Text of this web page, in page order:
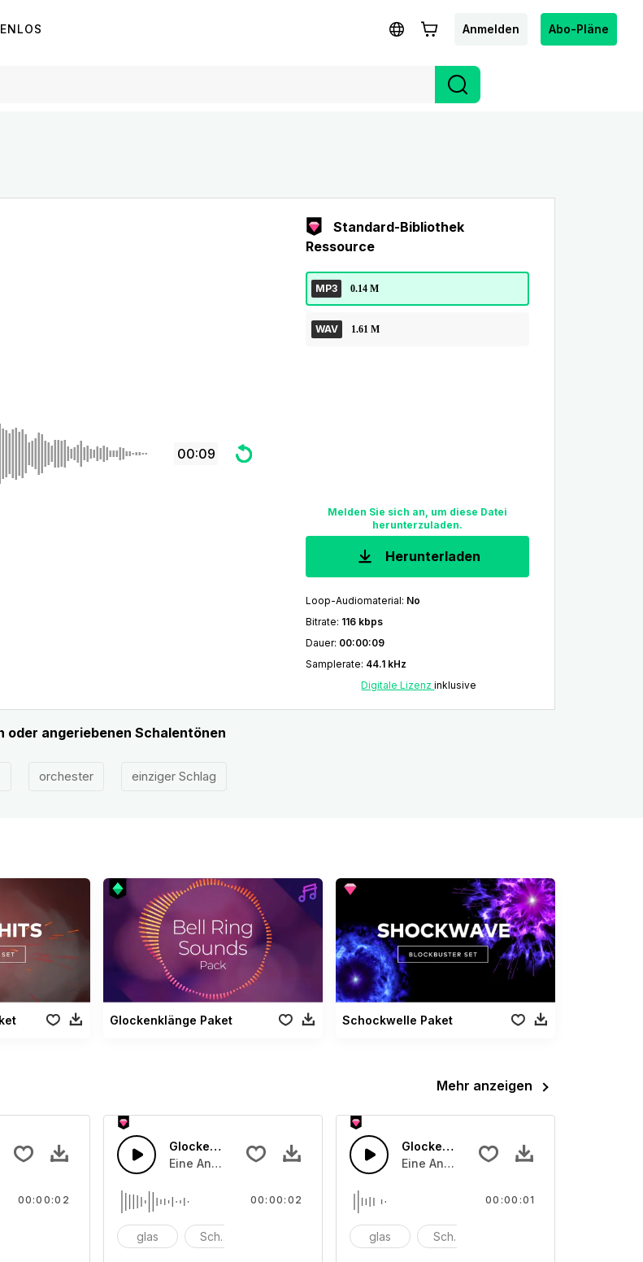
Anmelden Abo-Pläne
00:09
Standard-Bibliothek
Ressource
MP3 0.14 M
WAV 1.61 M
Melden Sie sich an, um diese Datei
herunterzuladen.
Herunterladen
Loop-Audiomaterial: No
Bitrate: 116 kbps
Dauer: 00:00:09
Samplerate: 44.1 kHz
Digitale Lizenzinklusive
oder angeriebenen Schalentönen
orchester einziger Schlag
Glockenklänge Paket Schockwelle Paket
Mehr anzeigen
oder angeriebenen Schalentönen
8
von unterschiedliche angeschlagenen oder angeriebenen Schalentönen
00:00:02
Glocken läuten 7
Eine Ansammlung von unterschiedliche angeschlagenen oder angeriebenen
glas Schüssel
00:00:02
Glocken läuten 11
Eine Ansammlung von unterschiedliche
glas Schüssel
00:00:01